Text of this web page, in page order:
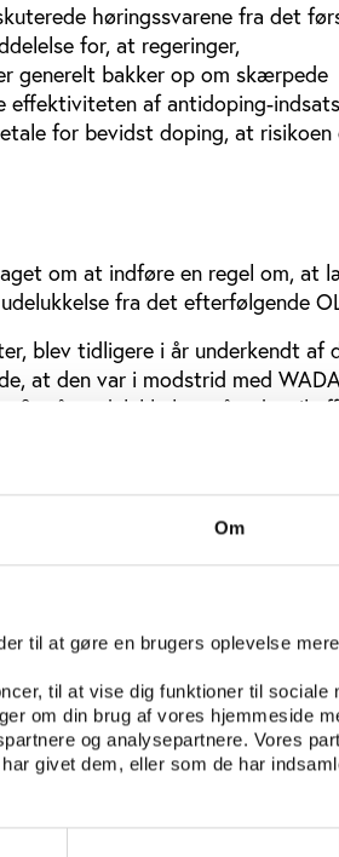
Om
til at gøre en brugers oplevelse mere
til at vise dig funktioner til sociale
om din brug af vores hjemmeside
og analysepartnere. Vores
givet dem, eller som de har
høringssvarene fra det
for, at regeringer,
generelt bakker op om skærpede
effektiviteten af antidoping-
for bevidst doping, at risikoen
om at indføre en regel om, at
fra det efterfølgende
blev tidligere i år underkendt af
at den var i modstrid med
års udelukkelse stående, vil
EPO eller anabole steroider, vil
OL.
bag listen over forbudte
dopingstoffer og
for overhovedet at komme i
også være enten
af tre kriterier skal være opfyldt,
Både
for, at det er med til at flytte